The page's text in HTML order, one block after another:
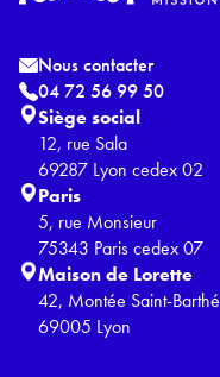
Nous contacter
04 72 56 99 50
Siège social
12, rue Sala
69287 Lyon cedex 02
Paris
5, rue Monsieur
75343 Paris cedex 07
Maison de Lorette
42, Montée Saint-
69005 Lyon